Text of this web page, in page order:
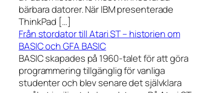
bärbara datorer. När IBM presenterade
ThinkPad […]
Från stordator till Atari ST – historien om
BASIC och GFA BASIC
BASIC skapades på 1960-talet för att göra
programmering tillgänglig för vanliga
studenter och blev senare det självklara